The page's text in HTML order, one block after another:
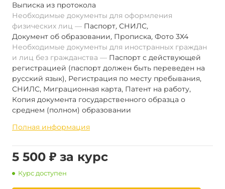
Выписка из протокола
Необходимые документы для оформления
физических лиц
Паспорт, СНИЛС,
Документ об образовании, Прописка, Фото 3Х4
Необходимые документы для иностранных граждан
и лиц без гражданства
Паспорт с действующей
регистрацией (паспорт должен быть переведен на
русский язык), Регистрация по месту пребывания,
СНИЛС, Миграционная карта, Патент на работу,
Копия документа государственного образца о
среднем (полном) образовании
Полная информация
5 500 ₽ за курс
Курс доступен